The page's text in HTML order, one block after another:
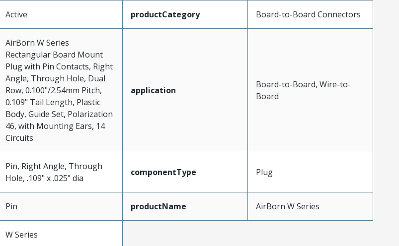
Active productCategory Board-to-Board Connectors
AirBorn W Series
Rectangular Board Mount
Plug with Pin Contacts, Right
Angle, Through Hole, Dual
Row, 0.100"/2.54mm Pitch,
0.109" Tail Length, Plastic
Body, Guide Set, Polarization
46, with Mounting Ears, 14
Circuits
application
Board-to-Board, Wire-to-
Board
Pin, Right Angle, Through
Hole, .109" x .025" dia
componentType Plug
Pin productName AirBorn W Series
W Series